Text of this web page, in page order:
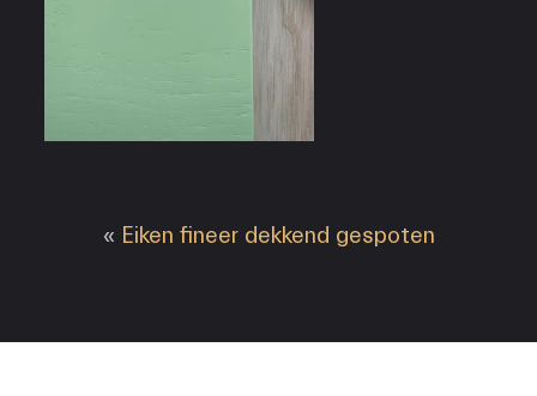
« Eiken fineer dekkend gespoten